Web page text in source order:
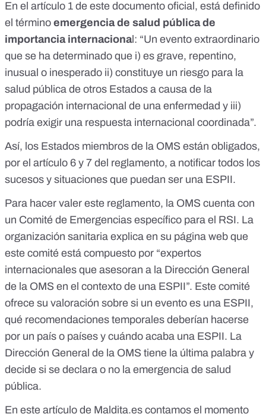
En el artículo 1 de este documento oficial, está definido
el término emergencia de salud pública de
importancia internacional: “Un evento extraordinario
que se ha determinado que i) es grave, repentino,
inusual o inesperado ii) constituye un riesgo para la
salud pública de otros Estados a causa de la
propagación internacional de una enfermedad y iii)
podría exigir una respuesta internacional coordinada”.
Así, los Estados miembros de la OMS están obligados,
por el artículo 6 y 7 del reglamento, a notificar todos los
sucesos y situaciones que puedan ser una ESPII.
Para hacer valer este reglamento, la OMS cuenta con
un Comité de Emergencias específico para el RSI. La
organización sanitaria explica en su página web que
este comité está compuesto por “expertos
internacionales que asesoran a la Dirección General
de la OMS en el contexto de una ESPII”. Este comité
ofrece su valoración sobre si un evento es una ESPII,
qué recomendaciones temporales deberían hacerse
por un país o países y cuándo acaba una ESPII. La
Dirección General de la OMS tiene la última palabra y
decide si se declara o no la emergencia de salud
pública.
En este artículo de Maldita.es contamos el momento